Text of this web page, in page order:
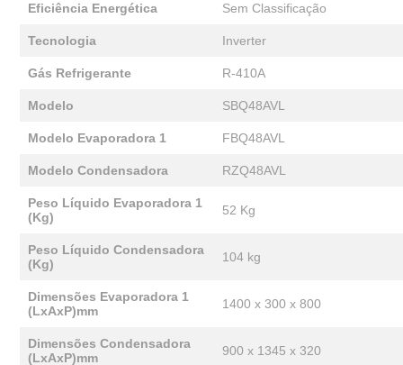
Eficiência Energética Sem Classificação
Tecnologia Inverter
Gás Refrigerante R-410A
Modelo SBQ48AVL
Modelo Evaporadora 1 FBQ48AVL
Modelo Condensadora RZQ48AVL
Peso Líquido Evaporadora 1
(Kg)
52 Kg
Peso Líquido Condensadora
(Kg)
104 kg
Dimensões Evaporadora 1
(LxAxP)mm
1400 x 300 x 800
Dimensões Condensadora
(LxAxP)mm
900 x 1345 x 320